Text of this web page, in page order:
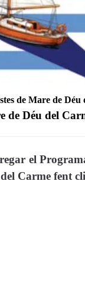
de Mare de Déu
de Déu del
el
Carme fent